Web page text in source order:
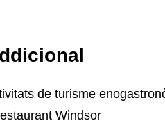
de turisme
Windsor